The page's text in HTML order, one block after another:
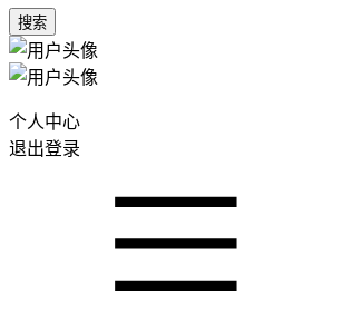
搜索
个人中心
退出登录